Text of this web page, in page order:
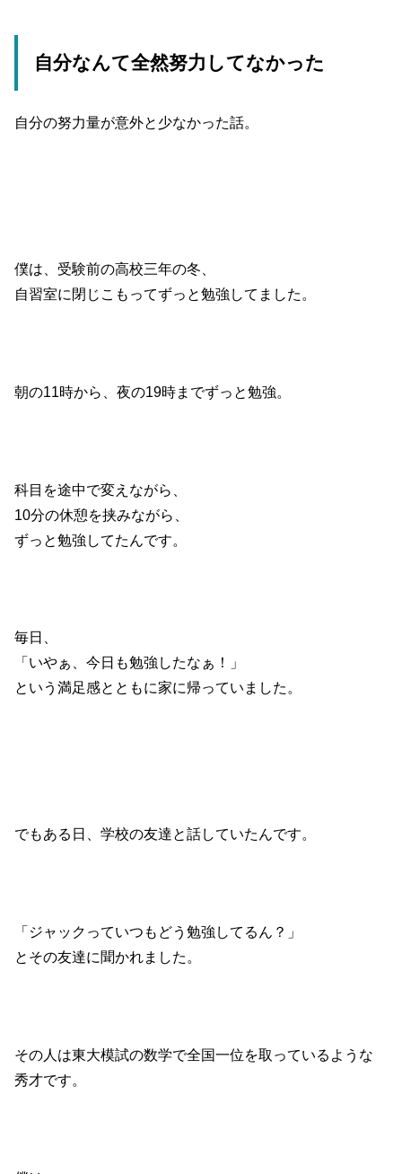
自分なんて全然努力してなかった
自分の努力量が意外と少なかった話。
僕は、受験前の高校三年の冬、
自習室に閉じこもってずっと勉強してました。
朝の11時から、夜の19時までずっと勉強。
科目を途中で変えながら、
10分の休憩を挟みながら、
ずっと勉強してたんです。
毎日、
「いやぁ、今日も勉強したなぁ！」
という満足感とともに家に帰っていました。
でもある日、学校の友達と話していたんです。
「ジャックっていつもどう勉強してるん？」
とその友達に聞かれました。
その人は東大模試の数学で全国一位を取っているような
秀才です。